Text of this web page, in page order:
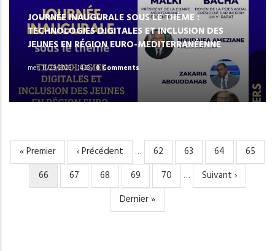
JOURNÉE INAUGURALE SOUS LE THÈME :
TECHNOLOGIES DIGITALES ET INCLUSION DES
JEUNES EN RÉGION EURO-MEDITERRANÉENNE
mer, 11/29/2023 - 14:33/0 Comments
PAGINATION
Première
page
« Premier
Page
précédente
‹ Précédent … Page
62 Page
63 Page
64 Page
65
Page
courante
66 Page
67 Page
68 Page
69 Page
70 …
Page
suivante
Suivant ›
Dernière
page
Dernier »